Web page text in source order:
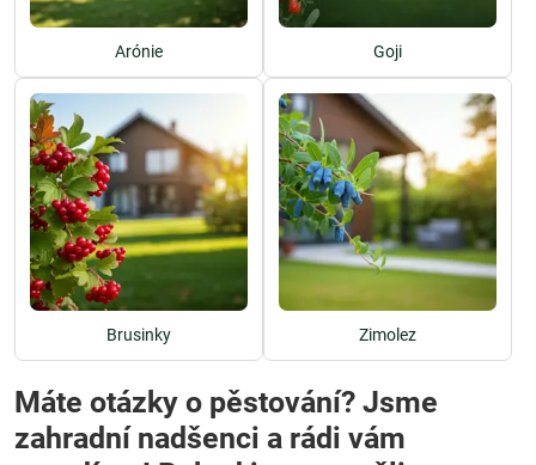
Arónie Goji
Brusinky Zimolez
Máte otázky o pěstování? Jsme
zahradní nadšenci a rádi vám